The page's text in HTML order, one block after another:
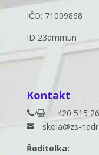
IČO: 71009868
ID 23dmmun
Kontakt
/+ 420 515
 skola@zs-
Ředitelka: